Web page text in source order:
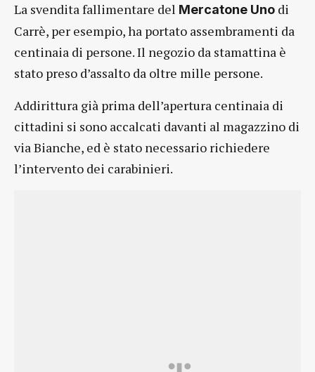
La svendita fallimentare del Mercatone Uno di
Carrè, per esempio, ha portato assembramenti da
centinaia di persone. Il negozio da stamattina è
stato preso d’assalto da oltre mille persone.
Addirittura già prima dell’apertura centinaia di
cittadini si sono accalcati davanti al magazzino di
via Bianche, ed è stato necessario richiedere
l’intervento dei carabinieri.